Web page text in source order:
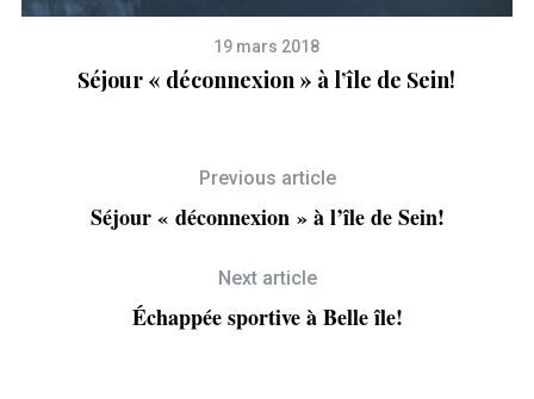
19 mars 2018
Séjour « déconnexion » à l’île de Sein!
Previous article
Séjour « déconnexion » à l’île de Sein!
Next article
Échappée sportive à Belle île!